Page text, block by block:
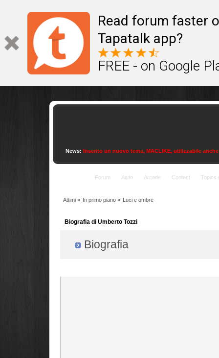
Read forum faster
Tapatalk app?
FREE - on Google
News: Inserito un nuovo tema, MACLIKE, utilizzabile
Forum Aiuto Arcade Contact Topics
Attimi» In primo piano » Luci e ombre
Biografia di Umberto Tozzi
Biografia